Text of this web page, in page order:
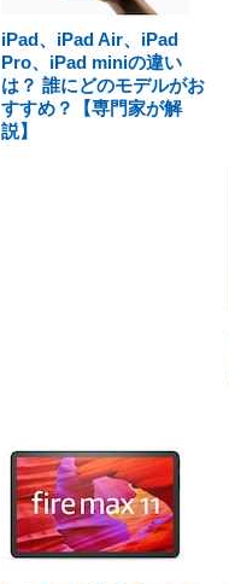
iPad、iPad Air、iPad
Pro、iPad miniの違い
は？ 誰にどのモデルがお
すすめ？【専門家が解
説】